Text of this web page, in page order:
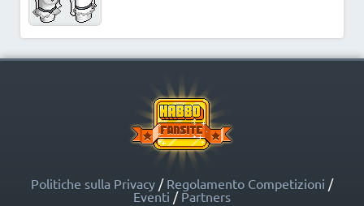
Politiche sulla Privacy / Regolamento Competizioni /
Eventi / Partners